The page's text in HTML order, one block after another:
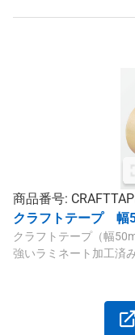
商品番号:
クラフトテープ 幅
クラフトテープ（幅
強いラミネート加工済